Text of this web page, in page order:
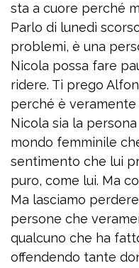
sta a cuore perché
Parlo di lunedì
problemi, è una
Nicola possa fare
ridere. Ti prego
perché è
Nicola sia la
mondo femminile
sentimento che lui
puro, come lui. Ma
Ma lasciamo
persone che
qualcuno che ha
offendendo tante